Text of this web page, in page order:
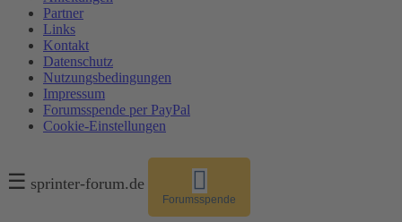
Partner
Links
Kontakt
Datenschutz
Nutzungsbedingungen
Impressum
Forumsspende per PayPal
Cookie-Einstellungen
☰ sprinter-forum.de
Forumsspende